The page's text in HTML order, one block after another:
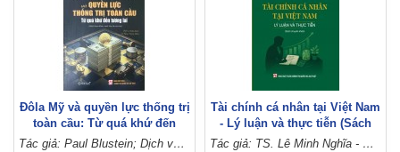
Đôla Mỹ và quyền lực thống trị
toàn cầu: Từ quá khứ đến
tương lai (Sách tham khảo,Tác giả: Paul Blustein; Dịch và hiệu đính: Lê Tùng, Trọng Minh
Tài chính cá nhân tại Việt Nam
- Lý luận và thực tiễn (Sách
chuyên khảo)
Tác giả: TS. Lê Minh Nghĩa - PGS.TS. Nghiêm Thị Thà (Đồng chủ biên)